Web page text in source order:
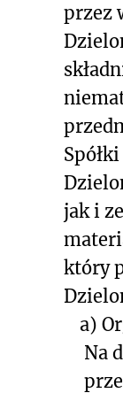
przez
jak i
który
a)
Na